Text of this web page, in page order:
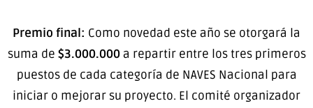
Premio final: Como novedad este año se otorgará la
suma de $3.000.000a repartir entre los tres primeros
puestos de cada categoría de NAVES Nacional para
iniciar o mejorar su proyecto. El comité organizador